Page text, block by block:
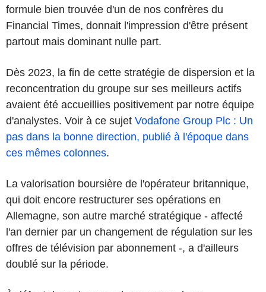
formule bien trouvée d'un de nos confrères du
Financial Times, donnait l'impression d'être présent
partout mais dominant nulle part.
Dès 2023, la fin de cette stratégie de dispersion et la
reconcentration du groupe sur ses meilleurs actifs
avaient été accueillies positivement par notre équipe
d'analystes. Voir à ce sujet Vodafone Group Plc : Un
pas dans la bonne direction, publié à l'époque dans
ces mêmes colonnes.
La valorisation boursière de l'opérateur britannique,
qui doit encore restructurer ses opérations en
Allemagne, son autre marché stratégique - affecté
l'an dernier par un changement de régulation sur les
offres de télévision par abonnement -, a d'ailleurs
doublé sur la période.